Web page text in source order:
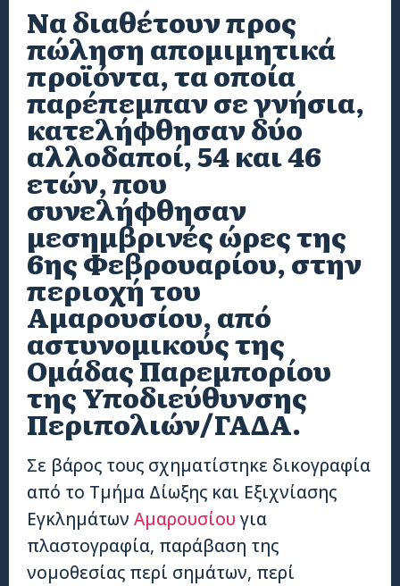
Να διαθέτουν προς
πώληση απομιμητικά
προϊόντα, τα οποία
παρέπεμπαν σε γνήσια,
κατελήφθησαν δύο
αλλοδαποί, 54 και 46
ετών, που
συνελήφθησαν
μεσημβρινές ώρες της
6ης Φεβρουαρίου, στην
περιοχή του
Αμαρουσίου, από
αστυνομικούς της
Ομάδας Παρεμπορίου
της Υποδιεύθυνσης
Περιπολιών/ΓΑΔΑ.
Σε βάρος τους σχηματίστηκε δικογραφία
από το Τμήμα Δίωξης και Εξιχνίασης
Εγκλημάτων Αμαρουσίου για
πλαστογραφία, παράβαση της
νομοθεσίας περί σημάτων, περί